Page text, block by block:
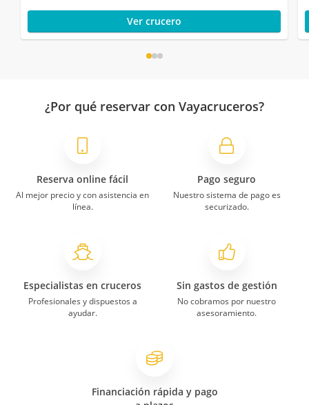
Ver crucero
¿Por qué reservar con Vayacruceros?
Reserva online fácil
Al mejor precio y con asistencia en
línea.
Pago seguro
Nuestro sistema de pago es
securizado.
Especialistas en cruceros
Profesionales y dispuestos a
ayudar.
Sin gastos de gestión
No cobramos por nuestro
asesoramiento.
Financiación rápida y pago